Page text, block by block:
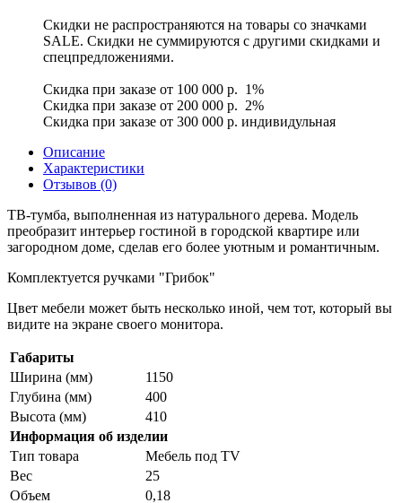
Скидки не распространяются на товары со значками
SALE. Скидки не суммируются с другими скидками и
спецпредложениями.
Скидка при заказе от 100 000 р. 1%
Скидка при заказе от 200 000 р. 2%
Скидка при заказе от 300 000 р. индивидульная
Описание
Характеристики
Отзывов (0)
ТВ-тумба, выполненная из натурального дерева. Модель
преобразит интерьер гостиной в городской квартире или
загородном доме, сделав его более уютным и романтичным.
Комплектуется ручками "Грибок"
Цвет мебели может быть несколько иной, чем тот, который вы
видите на экране своего монитора.
Габариты
Ширина (мм)
1150
Глубина (мм)
400
Высота (мм)
410
Информация об изделии
Тип товара
Мебель под ТV
Вес
25
Объем
0,18